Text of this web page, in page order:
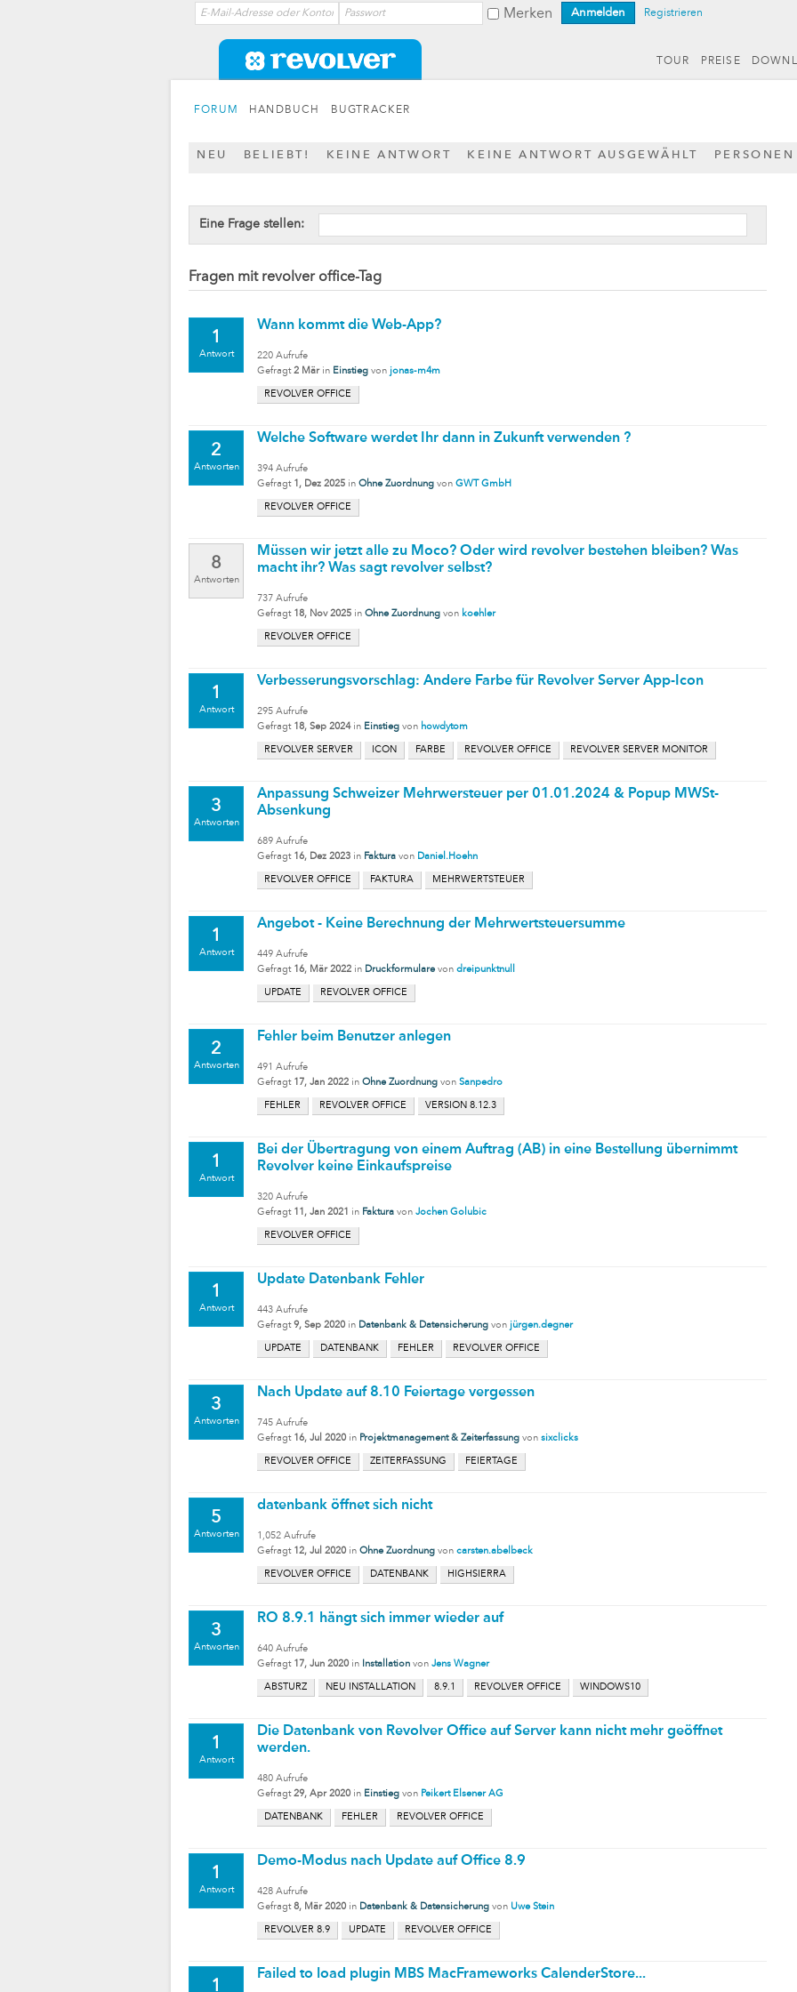
Merken Registrieren
TOUR PREISE
FORUM HANDBUCH BUGTRACKER
NEU BELIEBT! KEINE ANTWORT KEINE ANTWORT AUSGEWÄHLT PERSONEN
Eine Frage stellen:
Fragen mit revolver office-Tag
1
Antwort
Wann kommt die Web-App?
220 Aufrufe
Gefragt 2 Mär in Einstieg von jonas-m4m
REVOLVER OFFICE
2
Antworten
Welche Software werdet Ihr dann in Zukunft verwenden ?
394 Aufrufe
Gefragt 1, Dez 2025 in Ohne Zuordnung von GWT GmbH
REVOLVER OFFICE
8
Antworten
Müssen wir jetzt alle zu Moco? Oder wird revolver bestehen bleiben? Was
macht ihr? Was sagt revolver selbst?
737 Aufrufe
Gefragt 18, Nov 2025 in Ohne Zuordnung von koehler
REVOLVER OFFICE
1
Antwort
Verbesserungsvorschlag: Andere Farbe für Revolver Server App-Icon
295 Aufrufe
Gefragt 18, Sep 2024 in Einstieg von howdytom
REVOLVER SERVER ICON FARBE REVOLVER OFFICE REVOLVER SERVER MONITOR
3
Antworten
Anpassung Schweizer Mehrwersteuer per 01.01.2024 & Popup MWSt-
Absenkung
689 Aufrufe
Gefragt 16, Dez 2023 in Faktura von Daniel.Hoehn
REVOLVER OFFICE FAKTURA MEHRWERTSTEUER
1
Antwort
Angebot - Keine Berechnung der Mehrwertsteuersumme
449 Aufrufe
Gefragt 16, Mär 2022 in Druckformulare von dreipunktnull
UPDATE REVOLVER OFFICE
2
Antworten
Fehler beim Benutzer anlegen
491 Aufrufe
Gefragt 17, Jan 2022 in Ohne Zuordnung von Sanpedro
FEHLER REVOLVER OFFICE VERSION 8.12.3
1
Antwort
Bei der Übertragung von einem Auftrag (AB) in eine Bestellung übernimmt
Revolver keine Einkaufspreise
320 Aufrufe
Gefragt 11, Jan 2021 in Faktura von Jochen Golubic
REVOLVER OFFICE
1
Antwort
Update Datenbank Fehler
443 Aufrufe
Gefragt 9, Sep 2020 in Datenbank & Datensicherung von jürgen.degner
UPDATE DATENBANK FEHLER REVOLVER OFFICE
3
Antworten
Nach Update auf 8.10 Feiertage vergessen
745 Aufrufe
Gefragt 16, Jul 2020 in Projektmanagement & Zeiterfassung von sixclicks
REVOLVER OFFICE ZEITERFASSUNG FEIERTAGE
5
Antworten
datenbank öffnet sich nicht
1,052 Aufrufe
Gefragt 12, Jul 2020 in Ohne Zuordnung von carsten.abelbeck
REVOLVER OFFICE DATENBANK HIGHSIERRA
3
Antworten
RO 8.9.1 hängt sich immer wieder auf
640 Aufrufe
Gefragt 17, Jun 2020 in Installation von Jens Wagner
ABSTURZ NEU INSTALLATION 8.9.1 REVOLVER OFFICE WINDOWS10
1
Antwort
Die Datenbank von Revolver Office auf Server kann nicht mehr geöffnet
werden.
480 Aufrufe
Gefragt 29, Apr 2020 in Einstieg von Peikert Elsener AG
DATENBANK FEHLER REVOLVER OFFICE
1
Antwort
Demo-Modus nach Update auf Office 8.9
428 Aufrufe
Gefragt 8, Mär 2020 in Datenbank & Datensicherung von Uwe Stein
REVOLVER 8.9 UPDATE REVOLVER OFFICE
1
Failed to load plugin MBS MacFrameworks CalenderStore...